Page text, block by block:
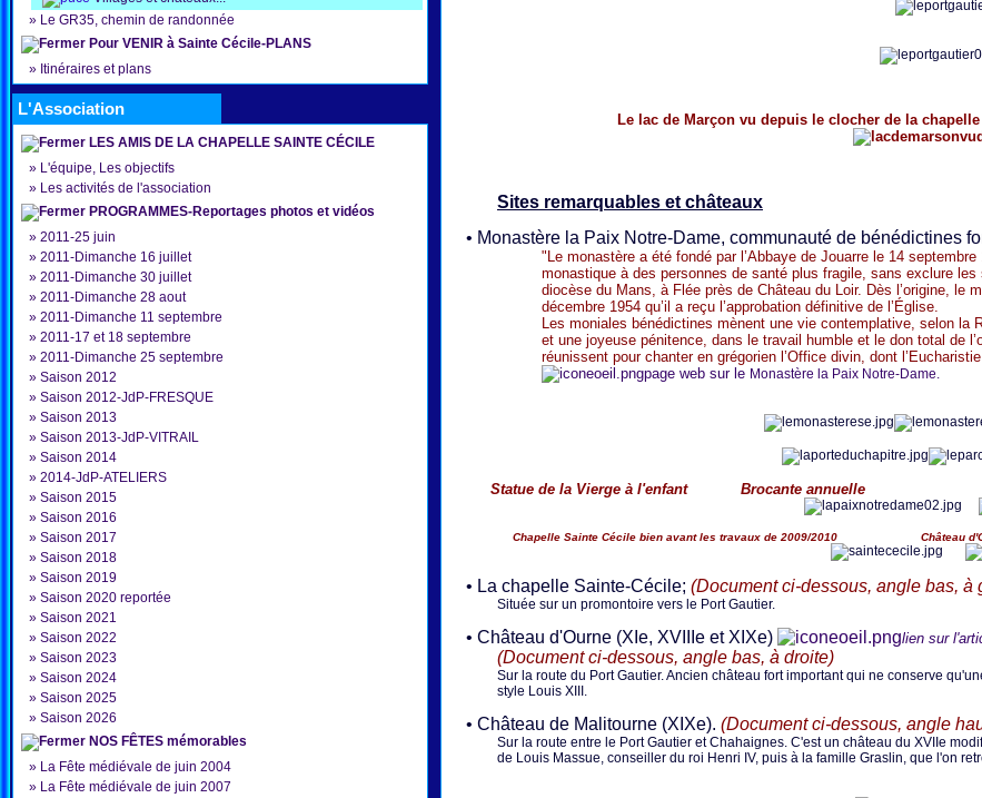
» Le GR35, chemin de randonnée
Pour VENIR à Sainte Cécile-PLANS
» Itinéraires et plans
L'Association
LES AMIS DE LA CHAPELLE SAINTE CÉCILE
» L'équipe, Les objectifs
» Les activités de l'association
PROGRAMMES-Reportages photos et vidéos
» 2011-25 juin
» 2011-Dimanche 16 juillet
» 2011-Dimanche 30 juillet
» 2011-Dimanche 28 aout
» 2011-Dimanche 11 septembre
» 2011-17 et 18 septembre
» 2011-Dimanche 25 septembre
» Saison 2012
» Saison 2012-JdP-FRESQUE
» Saison 2013
» Saison 2013-JdP-VITRAIL
» Saison 2014
» 2014-JdP-ATELIERS
» Saison 2015
» Saison 2016
» Saison 2017
» Saison 2018
» Saison 2019
» Saison 2020 reportée
» Saison 2021
» Saison 2022
» Saison 2023
» Saison 2024
» Saison 2025
» Saison 2026
NOS FÊTES mémorables
» La Fête médiévale de juin 2004
» La Fête médiévale de juin 2007
Le lac de Marçon vu depuis le clocher de la
Sites remarquables et châteaux
• Monastère la Paix Notre-Dame, communauté de bénédictines
"Le monastère a été fondé par l’Abbaye de Jouarre le 14
monastique à des personnes de santé plus fragile, sans exclure
diocèse du Mans, à Flée près de Château du Loir. Dès l’origine, le
décembre 1954 qu’il a reçu l’approbation définitive de l’Église.
Les moniales bénédictines mènent une vie contemplative, selon
et une joyeuse pénitence, dans le travail humble et le don total de
réunissent pour chanter en grégorien l’Office divin, dont
page web sur le Monastère la Paix Notre-Dame.
Statue de la Vierge à l'enfant Brocante annuelle
Chapelle Sainte Cécile bien avant les travaux de 2009/2010 Château
• La chapelle Sainte-Cécile; (Document ci-dessous, angle bas, à
Située sur un promontoire vers le Port Gautier.
• Château d'Ourne (XIe, XVIIIe et XIXe) lien sur
(Document ci-dessous, angle bas, à droite)
Sur la route du Port Gautier. Ancien château fort important qui ne conserve
style Louis XIII.
• Château de Malitourne (XIXe). (Document ci-dessous, angle
Sur la route entre le Port Gautier et Chahaignes. C'est un château du XVIIe
de Louis Massue, conseiller du roi Henri IV, puis à la famille Graslin, que l'on